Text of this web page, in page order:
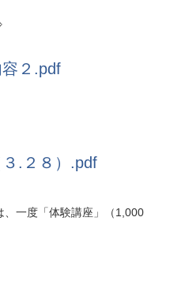
２.pdf
.２８）.pdf
一度「体験講座」（1,000